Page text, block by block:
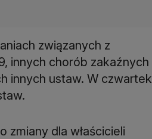
związanych z
innych chorób zakaźnych
innych ustaw. W czwartek
zmiany dla właścicieli